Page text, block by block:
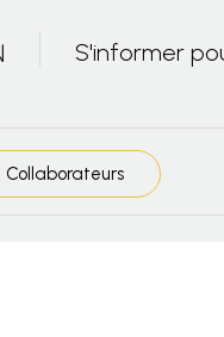
S'informer
Collaborateurs